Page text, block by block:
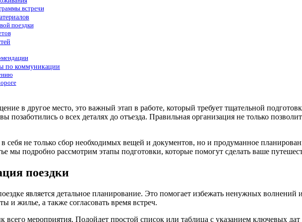
встречи
поездки
по коммуникации
в другое место, это важный этап в работе, который требует тщательной
позаботились о всех деталях до отъезда. Правильная организация не только
себя не только сбор необходимых вещей и документов, но и продуманное
мы подробно рассмотрим этапы подготовки, которые помогут сделать ваше
поездки
является детальное планирование. Это помогает избежать ненужных
и жилье, а также согласовать время встреч.
мероприятия. Подойдет простой список или таблица с указанием ключевых дат